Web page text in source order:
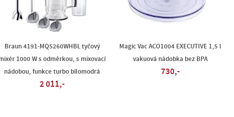
Braun 4191-MQ5260WHBL tyčový
1000 W s odměrkou, s mixovací
nádobou, funkce turbo bílomodrá
2 011,-
Magic Vac ACO1004 EXECUTIVE 1,5 l
vakuová nádobka bez BPA
730,-